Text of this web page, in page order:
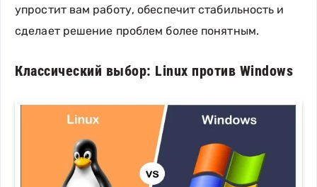
упростит вам работу, обеспечит стабильность и
сделает решение проблем более понятным.
Классический выбор: Linux против Windows